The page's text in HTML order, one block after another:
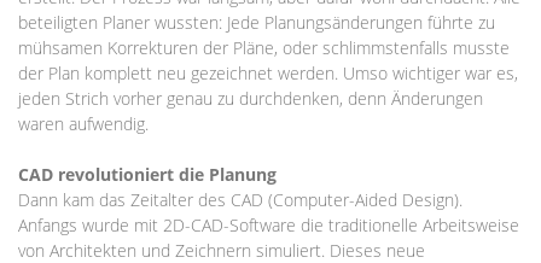
beteiligten Planer wussten: Jede Planungsänderungen führte zu
mühsamen Korrekturen der Pläne, oder schlimmstenfalls musste
der Plan komplett neu gezeichnet werden. Umso wichtiger war es,
jeden Strich vorher genau zu durchdenken, denn Änderungen
waren aufwendig.
CAD revolutioniert die Planung
Dann kam das Zeitalter des CAD (Computer-Aided Design).
Anfangs wurde mit 2D-CAD-Software die traditionelle Arbeitsweise
von Architekten und Zeichnern simuliert. Dieses neue